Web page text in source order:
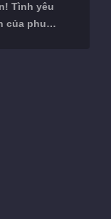
Tình yêu
của phu